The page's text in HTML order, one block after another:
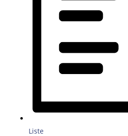
Liste